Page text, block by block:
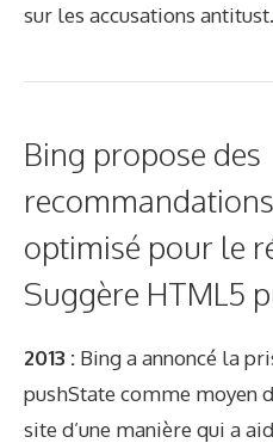
sur les accusations antitust.
Bing propose des
optimisé pour le
Suggère HTML5
2013 : Bing a annoncé la
pushState comme moyen
site d’une manière qui a